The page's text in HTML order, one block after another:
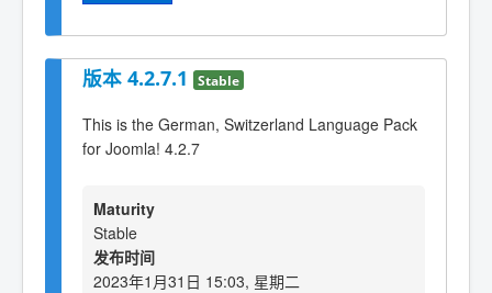
版本 4.2.7.1 Stable
This is the German, Switzerland Language Pack
for Joomla! 4.2.7
Maturity
Stable
发布时间
2023年1月31日 15:03, 星期二